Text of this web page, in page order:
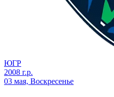
ЮГР
2008 г.р.
03 мая, Воскресенье